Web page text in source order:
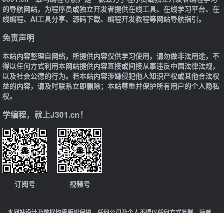
的导航网站，为程序员或独立开发者提供在线工具、在线学习平台、在
线编程、AI工具分享、源码下载、编程开发教程等网站导航指引。
免责声明
本站内容整理自网络，所提供内容仅供学习使用，请勿做非法用途，不
得以任何方式利用本网站提供内容直接或间接从事违反中国法律法规，
以及社会公德的行为。若本站内容涉嫌侵犯他人知识产权或其他合法权
益的内容，请及时联系立即删除；本站尊重并保护所有用户的个人隐私
权。
学编程，就上J301.cn！
订阅号 视频号